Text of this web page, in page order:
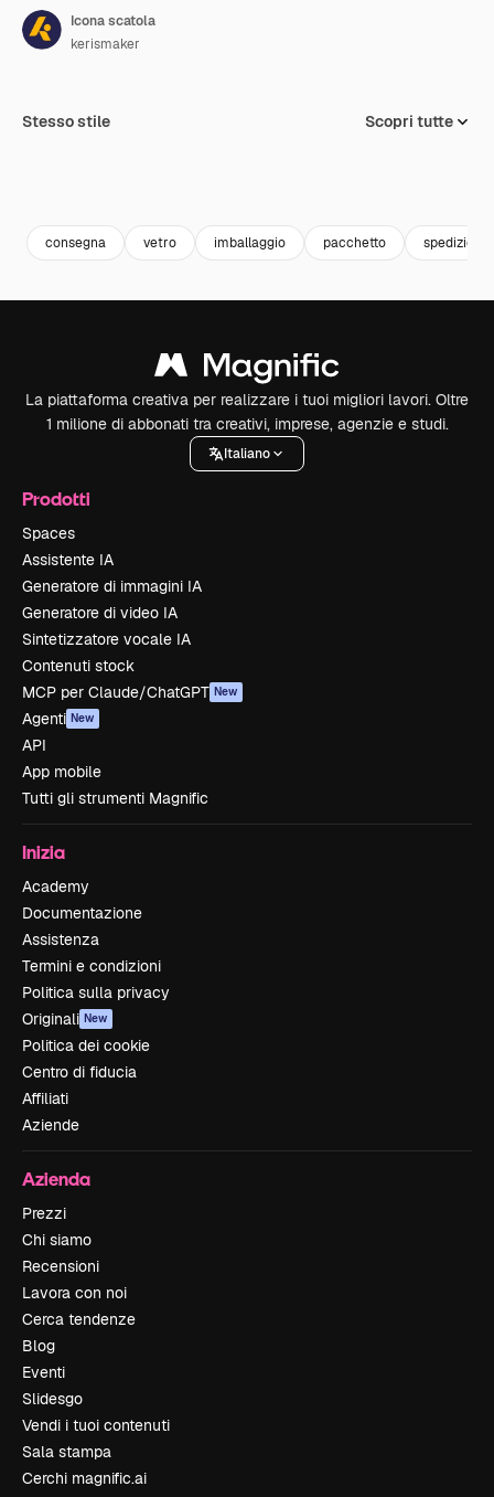
Icona scatola
kerismaker
Stesso stile Scopri tutte
consegna vetro imballaggio pacchetto spedizione
La piattaforma creativa per realizzare i tuoi migliori lavori. Oltre
1 milione di abbonati tra creativi, imprese, agenzie e studi.
Italiano
Prodotti
Spaces
Assistente IA
Generatore di immagini IA
Generatore di video IA
Sintetizzatore vocale IA
Contenuti stock
MCP per Claude/ChatGPT New
Agenti New
API
App mobile
Tutti gli strumenti Magnific
Inizia
Academy
Documentazione
Assistenza
Termini e condizioni
Politica sulla privacy
Originali New
Politica dei cookie
Centro di fiducia
Affiliati
Aziende
Azienda
Prezzi
Chi siamo
Recensioni
Lavora con noi
Cerca tendenze
Blog
Eventi
Slidesgo
Vendi i tuoi contenuti
Sala stampa
Cerchi magnific.ai